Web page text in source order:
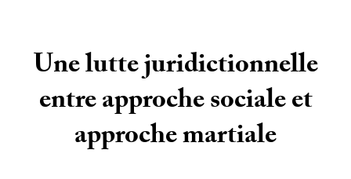
Une lutte juridictionnelle
entre approche sociale et
approche martiale